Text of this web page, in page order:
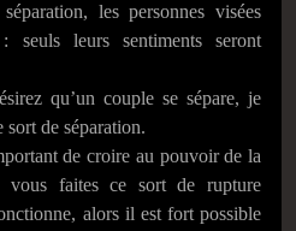
les personnes visées
seuls leurs sentiments seront
qu’un couple se sépare, je
sort de séparation.
de croire au pouvoir de la
faites ce sort de rupture
alors il est fort possible